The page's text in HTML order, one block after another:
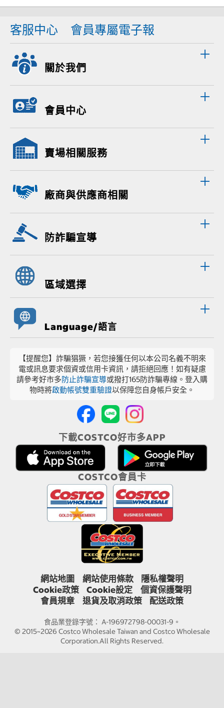
客服中心 會員專屬電子報
關於我們
會員中心
賣場相關服務
廠商與供應商相關
防詐騙宣導
區域選擇
Language/語言
【提醒您】詐騙猖獗，若您接獲任何以本公司名義不明來
電或訊息要求個資或信用卡資訊，請拒絕回應！如有疑慮
請參考好市多防止詐騙宣導或撥打165防詐騙專線。登入購
物時將啟動帳號雙重驗證以保障您自身帳戶安全。
下載COSTCO好市多APP
COSTCO會員卡
網站地圖 網站使用條款
隱私權聲明
Cookie政策
Cookie設定
個資保護聲明
會員規章
退貨及取消政策 配送政策
食品業登錄字號： A-196972798-00031-9。
© 2015~2026 Costco Wholesale Taiwan and Costco Wholesale
Corporation.All Rights Reserved.